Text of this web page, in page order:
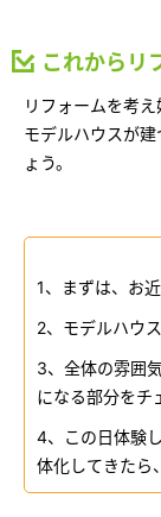
[MISAWA
住まいの売却
まいづくりを楽し
ホームラウンジ 新
土地活用の基礎か
に役立つ多彩な情
ホームラウンジ
これ
実例動画や基礎知
ームの具体策とア
ミサワホームオー
環境活動
採用情報
ウエルネス事業
海外事業
これからリ
リフォームを考
モデルハウスが
ょう。
1、まずは、お
2、モデルハウ
3、全体の雰囲
になる部分をチ
4、この日体験
体化してきたら